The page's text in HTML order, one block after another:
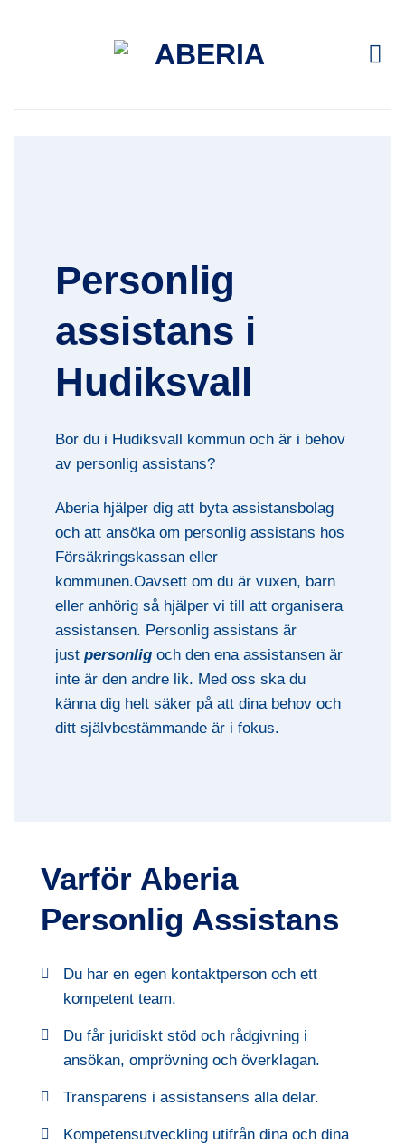
Personlig
assistans i
Hudiksvall
Bor du i Hudiksvall kommun och är i behov
av personlig assistans?
Aberia hjälper dig att byta assistansbolag
och att ansöka om personlig assistans hos
Försäkringskassan eller
kommunen.Oavsett om du är vuxen, barn
eller anhörig så hjälper vi till att organisera
assistansen. Personlig assistans är
justpersonligoch den ena assistansen är
inte är den andre lik. Med oss ska du
känna dig helt säker på att dina behov och
ditt självbestämmande är i fokus.
Varför Aberia
Personlig Assistans
Du har en egen kontaktperson och ett
kompetent team.
Du får juridiskt stöd och rådgivning i
ansökan, omprövning och överklagan.
Transparens i assistansens alla delar.
Kompetensutveckling utifrån dina och dina